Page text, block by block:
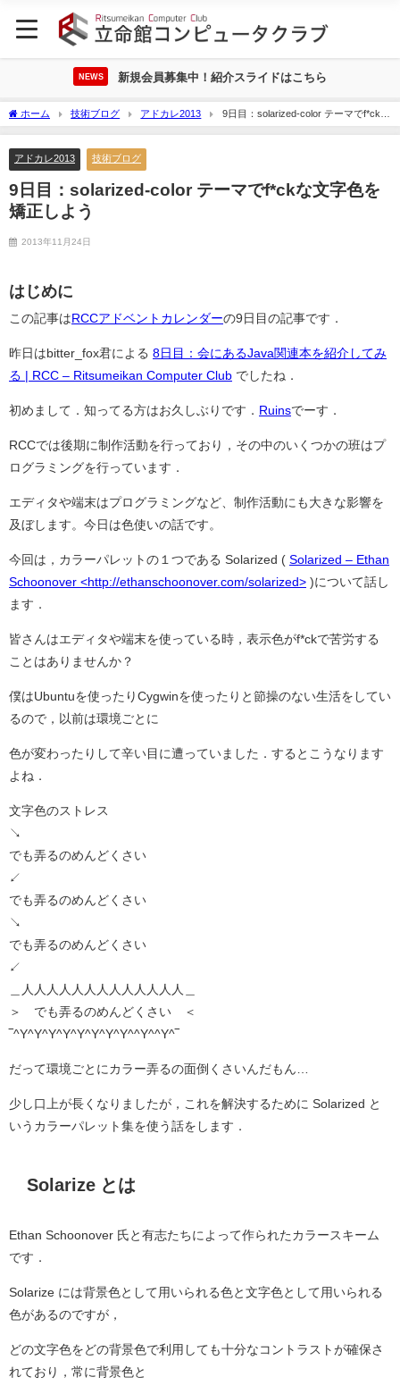
NEWS 新規会員募集中！紹介スライドはこちら
ホーム 技術ブログ アドカレ2013
9日目：solarized-color テーマでf*ckな
文字色を矯正しよう
アドカレ2013 技術ブログ
9日目：solarized-color テーマでf*ckな文字色を
矯正しよう
2013年11月24日
はじめに
この記事はRCCアドベントカレンダーの9日目の記事です．
昨日はbitter_fox君による 8日目：会にあるJava関連本を紹介してみ
る | RCC – Ritsumeikan Computer Club でしたね．
初めまして．知ってる方はお久しぶりです． Ruinsでーす．
RCCでは後期に制作活動を行っており，その中のいくつかの班はプ
ログラミングを行っています．
エディタや端末はプログラミングなど、制作活動にも大きな影響を
及ぼします。今日は色使いの話です。
今回は，カラーパレットの１つである Solarized ( Solarized – Ethan
Schoonover <http://ethanschoonover.com/solarized> )について話し
ます．
皆さんはエディタや端末を使っている時，表示色がf*ckで苦労する
ことはありませんか？
僕はUbuntuを使ったりCygwinを使ったりと節操のない生活をしてい
るので，以前は環境ごとに
色が変わったりして辛い目に遭っていました．するとこうなります
よね．
文字色のストレス
↘
でも弄るのめんどくさい
↙
でも弄るのめんどくさい
↘
でも弄るのめんどくさい
↙
＿人人人人人人人人人人人人人＿
＞ でも弄るのめんどくさい ＜
‾^Y^Y^Y^Y^Y^Y^Y^Y^^Y^^Y^‾
だって環境ごとにカラー弄るの面倒くさいんだもん…
少し口上が長くなりましたが，これを解決するために Solarized と
いうカラーパレット集を使う話をします．
Solarize とは
Ethan Schoonover 氏と有志たちによって作られたカラースキーム
です．
Solarize には背景色として用いられる色と文字色として用いられる
色があるのですが，
どの文字色をどの背景色で利用しても十分なコントラストが確保さ
れており，常に背景色と